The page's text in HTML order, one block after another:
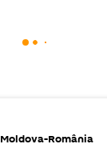
Moldova-România